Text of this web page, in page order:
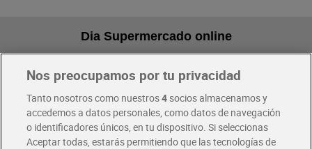
Dia Supermercado online
Pide hoy, recibe hoy
Envío gratis por compras superiores a 100€
Envío estandar por 4,99€
Nos preocupamos por tu privacidad
Tanto nosotros como nuestros4socios almacenamos y
accedemos a datos personales, como datos de navegación
o identificadores únicos, en tu dispositivo. Si seleccionas
Aceptar todas, estarás permitiendo que las tecnologías de